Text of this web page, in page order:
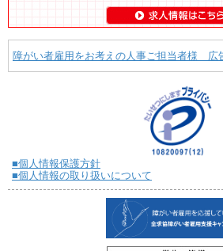
障がい者雇用をお考えの人事ご担当者様 広
■個人情報保護方針
■個人情報の取り扱いについて